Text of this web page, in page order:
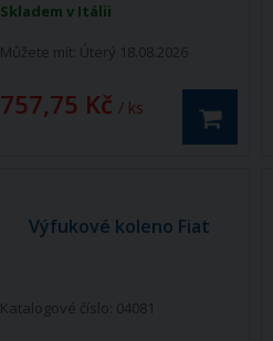
Skladem v Itálii
Můžete mít: Úterý 18.08.2026
757,75 Kč / ks
Výfukové koleno Fiat
Katalogové číslo: 04081